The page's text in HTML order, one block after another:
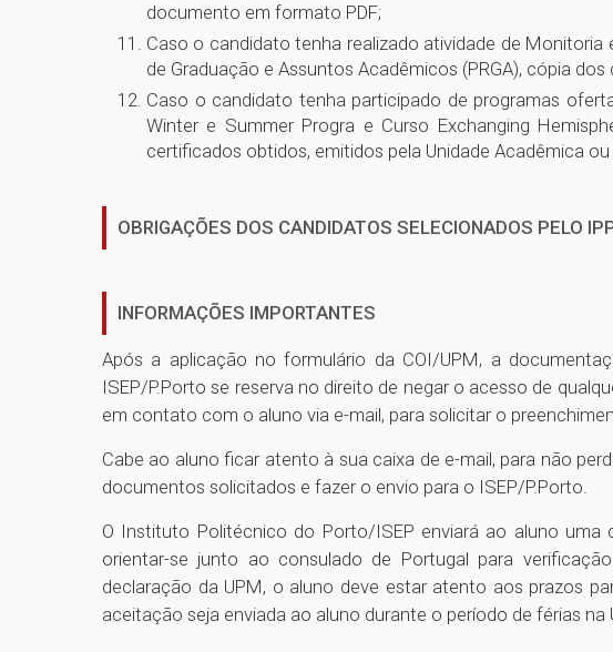
documento em formato PDF;
Caso o candidato tenha realizado atividade de
de Graduação e Assuntos Acadêmicos (PRGA), cópia
Caso o candidato tenha participado de programas
Winter e Summer Progra e Curso Exchanging
certificados obtidos, emitidos pela Unidade Acadêmica ou
OBRIGAÇÕES DOS CANDIDATOS SELECIONADOS PELO
INFORMAÇÕES IMPORTANTES
Após a aplicação no formulário da COI/UPM, a
ISEP/P.Porto se reserva no direito de negar o acesso de
em contato com o aluno via e-mail, para solicitar o
Cabe ao aluno ficar atento à sua caixa de e-mail, para não
documentos solicitados e fazer o envio para o ISEP/P.Porto.
O Instituto Politécnico do Porto/ISEP enviará ao aluno
orientar-se junto ao consulado de Portugal para
declaração da UPM, o aluno deve estar atento aos prazos
aceitação seja enviada ao aluno durante o período de férias na